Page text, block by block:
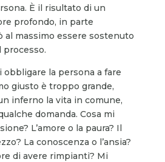
È il risultato di un
profondo, in parte
al massimo essere sostenuto
processo.
obbligare la persona a fare
giusto è troppo grande,
inferno la vita in comune,
domanda. Cosa mi
L’amore o la paura? Il
La conoscenza o l’ansia?
di avere rimpianti? Mi